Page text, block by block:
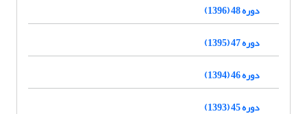
دوره 48 (1396)
دوره 47 (1395)
دوره 46 (1394)
دوره 45 (1393)